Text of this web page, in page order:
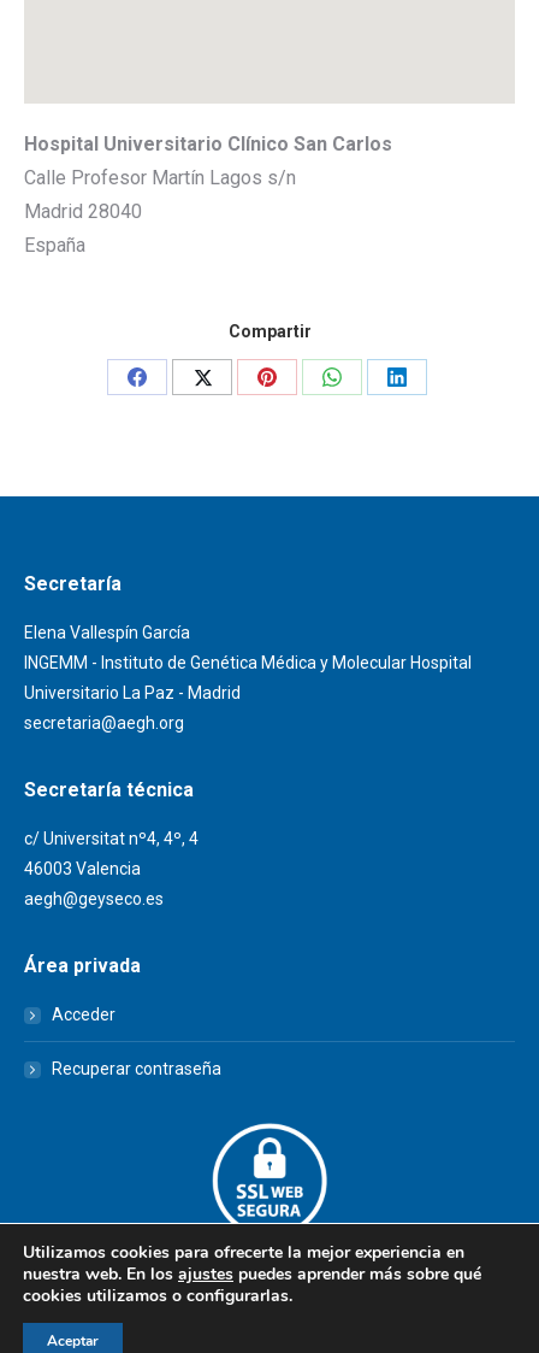
Hospital Universitario Clínico San Carlos
Calle Profesor Martín Lagos s/n
Madrid 28040
España
Compartir
Share
Share
Share
Share
Share
Secretaría
Elena Vallespín García
INGEMM - Instituto de Genética Médica y Molecular Hospital
Universitario La Paz - Madrid
secretaria@aegh.org
Secretaría técnica
c/ Universitat nº4, 4º, 4
46003 Valencia
aegh@geyseco.es
Área privada
Acceder
Recuperar contraseña
Utilizamos cookies para ofrecerte la mejor experiencia en
nuestra web. En los ajustes puedes aprender más sobre qué
cookies utilizamos o configurarlas.
Aceptar